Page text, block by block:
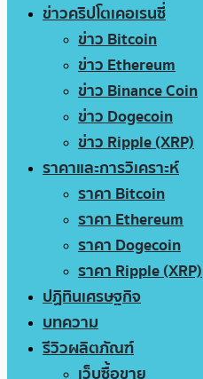
ข่าวคริปโตเคอเรนซี่
ข่าว Bitcoin
ข่าว Ethereum
ข่าว Binance Coin
ข่าว Dogecoin
ข่าว Ripple (XRP)
ราคาและการวิเคราะห์
ราคา Bitcoin
ราคา Ethereum
ราคา Dogecoin
ราคา Ripple (XRP)
ปฏิทินเศรษฐกิจ
บทความ
รีวิวผลิตภัณฑ์